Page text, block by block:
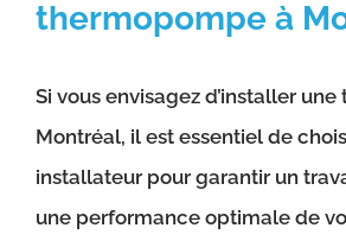
thermopompe à
Si vous envisagez d’installer
Montréal, il est essentiel de
installateur pour garantir un
une performance optimale de